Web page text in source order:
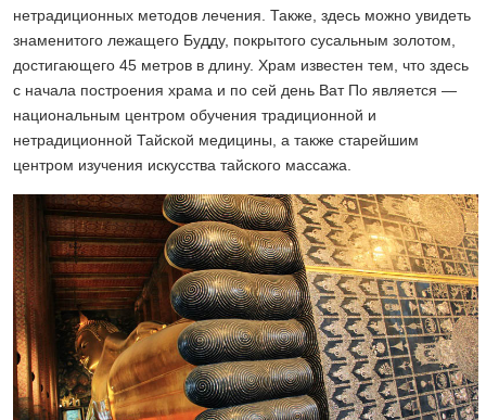
нетрадиционных методов лечения. Также, здесь можно увидеть
знаменитого лежащего Будду, покрытого сусальным золотом,
достигающего 45 метров в длину. Храм известен тем, что здесь
с начала построения храма и по сей день Ват По является —
национальным центром обучения традиционной и
нетрадиционной Тайской медицины, а также старейшим
центром изучения искусства тайского массажа.